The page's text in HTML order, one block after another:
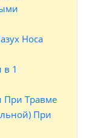
Носа
в 1
При Травме
При